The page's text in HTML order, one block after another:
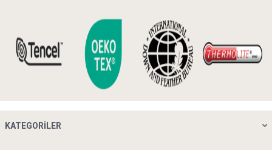
KATEGORILER